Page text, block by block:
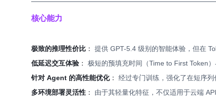
核心能力
极致的推理性价比 ：
提供 GPT-5.4 级别的智能体验，但在
低延迟交互体验 ：
极短的预填充时间（Time to First Token
针对 Agent 的高性能优化：
经过专门训练，强化了在短序
多环境部署灵活性 ：
由于其轻量化特征，不仅适用于云端